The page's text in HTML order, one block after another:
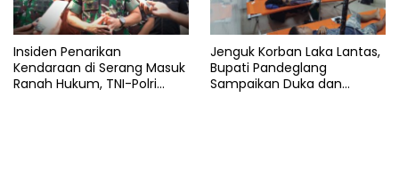
Insiden Penarikan
Kendaraan di Serang Masuk
Ranah Hukum, TNI-Polri
Jenguk Korban Laka Lantas,
Bupati Pandeglang
Sampaikan Duka dan